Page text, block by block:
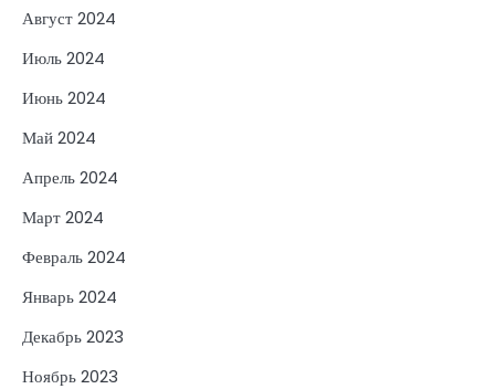
Август 2024
Июль 2024
Июнь 2024
Май 2024
Апрель 2024
Март 2024
Февраль 2024
Январь 2024
Декабрь 2023
Ноябрь 2023